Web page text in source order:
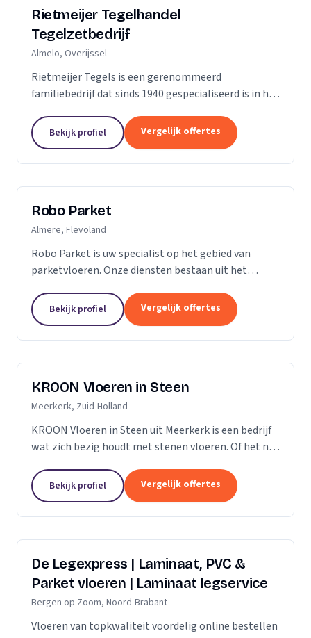
Rietmeijer Tegelhandel
Tegelzetbedrijf
Almelo, Overijssel
Rietmeijer Tegels is een gerenommeerd
familiebedrijf dat sinds 1940 gespecialiseerd is in het
Met een rijke geschiedenis en een passie voor...
Bekijk profiel Vergelijk offertes
Robo Parket
Almere, Flevoland
Robo Parket is uw specialist op het gebied van
parketvloeren. Onze diensten bestaan uit het
parketvloeren. Voor ons is elke parketvloer uniek en
verdient daarom...
Bekijk profiel Vergelijk offertes
KROON Vloeren in Steen
Meerkerk, Zuid-Holland
KROON Vloeren in Steen uit Meerkerk is een bedrijf
wat zich bezig houdt met stenen vloeren. Of het nu
tegelzetters, vloerverwarming, onderhoud,...
Bekijk profiel Vergelijk offertes
De Legexpress | Laminaat, PVC &
Parket vloeren | Laminaat legservice
Bergen op Zoom, Noord-Brabant
Vloeren van topkwaliteit voordelig online bestellen